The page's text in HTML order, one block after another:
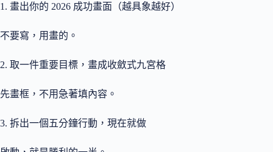
1. 畫出你的 2026 成功畫面（越具象越好）
不要寫，用畫的。
2. 取一件重要目標，畫成收斂式九宮格
先畫框，不用急著填內容。
3. 拆出一個五分鐘行動，現在就做